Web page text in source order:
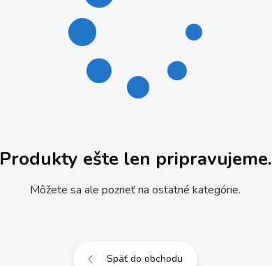
Produkty ešte len pripravujeme.
Môžete sa ale pozrieť na ostatné kategórie.
Späť do obchodu